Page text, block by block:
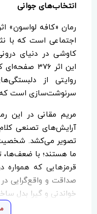
انتخاب‌های جوانی
رمان «کافه لواسون»
اجتماعی است که با
کاوشی در دنیای
این اثر
روایتی از
سرنوشت‌سازی است که
مریم مقانی در این
آرایش‌های تصنعی
تصویر می‌کشد.
ما هستند؛ با ضعف‌ها،
قرمزهایی که همواره
صداقت و واقع‌گرایی در
خواندنی و گیرا بدل